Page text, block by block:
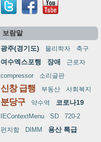
보람말
광주(경기도) 물리학자 축구
여수엑스포행 장애
근로자
compressor
소리글판
신창 급행 부동산 사회복지
분당구 약수역 코로나19
IEContextMenu SD
720-2
편지함
DIMM 용산 특급